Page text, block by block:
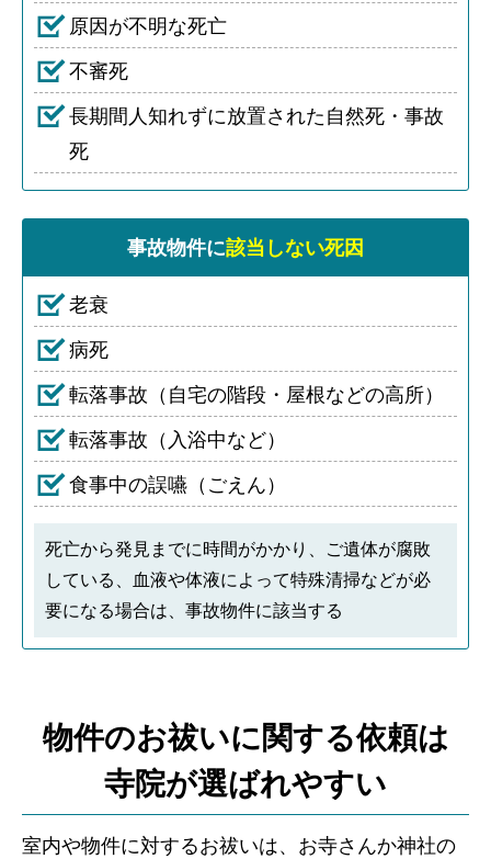
原因が不明な死亡
不審死
長期間人知れずに放置された自然死・事故
死
事故物件に該当しない死因
老衰
病死
転落事故（自宅の階段・屋根などの高所）
転落事故（入浴中など）
食事中の誤嚥（ごえん）
死亡から発見までに時間がかかり、ご遺体が腐敗
している、血液や体液によって特殊清掃などが必
要になる場合は、事故物件に該当する
物件のお祓いに関する依頼は
寺院が選ばれやすい
室内や物件に対するお祓いは、お寺さんか神社の